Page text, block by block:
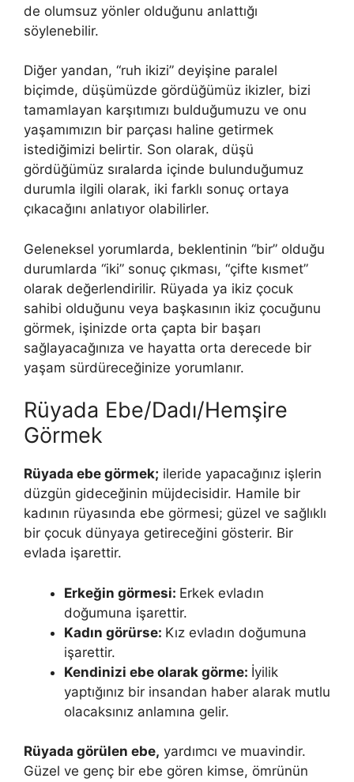
de olumsuz yön­ler olduğunu anlattığı
söylenebilir.
Diğer yandan, “ruh ikizi” deyi­şine paralel
biçimde, düşümüzde gördüğümüz ikizler, bizi
tamamla­yan karşıtımızı bulduğumuzu ve onu
yaşamımızın bir parçası ha­line getirmek
istediğimizi belirtir. Son olarak, düşü
gördüğümüz sıralarda içinde bulunduğumuz
durumla ilgili olarak, iki farklı so­nuç ortaya
çıkacağını anlatıyor olabilirler.
Geleneksel yorumlar­da, beklentinin “bir” olduğu
durumlarda “iki” sonuç çıkması, “çifte kısmet”
olarak değerlendirilir. Rüyada ya ikiz çocuk
sahibi olduğunu veya başkasının ikiz çocuğunu
görmek, işinizde orta çapta bir başarı
sağlayacağınıza ve hayatta orta derecede bir
yaşam sürdüreceğinize yorumlanır.
Rüyada Ebe/Dadı/Hemşire
Görmek
Rüyada ebe görmek; ileride yapacağınız işlerin
düzgün gideceğinin müjdecisidir. Hamile bir
kadının rüyasında ebe görmesi; güzel ve sağlıklı
bir çocuk dünyaya getireceğini gösterir. Bir
evlada işarettir.
Erkeğin görmesi: Erkek evladın
doğumuna işarettir.
Kadın görürse: Kız evladın doğumuna
işarettir.
Kendinizi ebe olarak görme: İyilik
yaptığınız bir insandan haber alarak mutlu
olacaksınız anlamına gelir.
Rüyada görülen ebe, yardımcı ve muavindir.
Güzel ve genç bir ebe gören kimse, ömrünün